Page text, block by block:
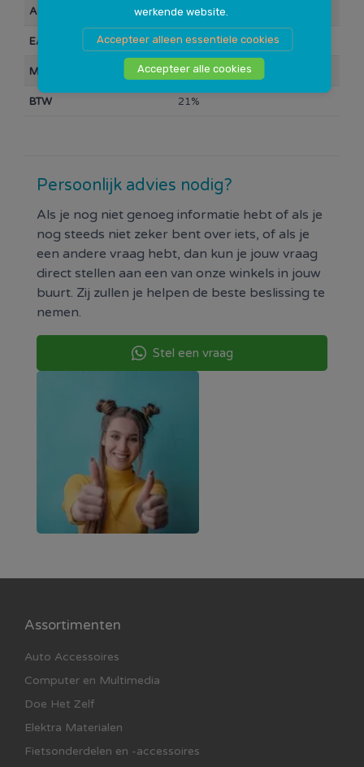
werkende website.
Accepteer alleen essentiele cookies
Accepteer alle cookies
Artikelnummer 10000645
EAN Barcode 8711646205002
Merk Simson
BTW 21%
Persoonlijk advies nodig?
Als je nog niet genoeg informatie hebt of als je
nog steeds niet zeker bent over iets, of als je
een andere vraag hebt, dan kun je jouw vraag
direct stellen aan een van onze winkels in jouw
buurt. Zij zullen je helpen de beste beslissing te
nemen.
Stel een vraag
Assortimenten
Auto Accessoires
Computer en Multimedia
Doe Het Zelf
Elektra Materialen
Fietsonderdelen en -accessoires